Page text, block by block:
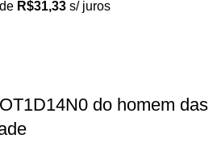
R$31,33 s/ juros
do homem das